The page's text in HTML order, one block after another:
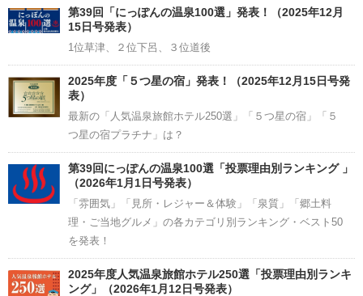
Channel
第39回「にっぽんの温泉100選」発表！（2025年12月
15日号発表）
1位草津、２位下呂、３位道後
2025年度「５つ星の宿」発表！（2025年12月15日号発
表）
最新の「人気温泉旅館ホテル250選」「５つ星の宿」「５
つ星の宿プラチナ」は？
第39回にっぽんの温泉100選「投票理由別ランキング 」
（2026年1月1日号発表）
「雰囲気」「見所・レジャー＆体験」「泉質」「郷土料
理・ご当地グルメ」の各カテゴリ別ランキング・ベスト50
を発表！
2025年度人気温泉旅館ホテル250選「投票理由別ランキ
ング」（2026年1月12日号発表）